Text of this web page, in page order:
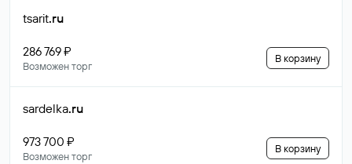
tsarit.ru
286 769 ₽
Возможен торг
В корзину
sardelka.ru
973 700 ₽
Возможен торг
В корзину